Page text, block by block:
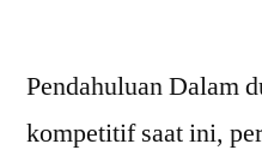
Pendahuluan Dalam
kompetitif saat ini,